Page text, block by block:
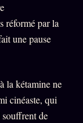
réformé par la
une pause
la kétamine ne
cinéaste, qui
souffrent de